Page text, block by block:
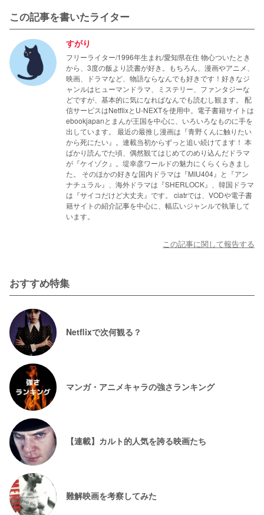
この記事を書いたライター
すがり
フリーライター/1996年生まれ/愛知県在住 物心ついたとき
から、3度の飯より読書が好き。もちろん、漫画やアニメ、
映画、ドラマなど、物語ならなんでも好きです！好きなジ
ャンルはヒューマンドラマ、ミステリー、ファンタジーな
どですが、基本的に気になればなんでも読むし観ます。 配
信サービスはNetflixとU-NEXTを使用中。電子書籍サイトは
ebookjapanとまんが王国を中心に、いろいろなものに手を
出しています。 最近の最推し漫画は『青野くんに触りたい
から死にたい』。連載当初からずっと追い続けてます！ 本
ばかり読んでた頃、偶然観てはじめてのめり込んだドラマ
が『ケイゾク』。堤幸彦ワールドの魅力にくらくらきまし
た。 そのほかの好きな国内ドラマは『MIU404』と『アン
ナチュラル』、海外ドラマは『SHERLOCK』、韓国ドラマ
は『サイコだけど大丈夫』です。 ciatrでは、VODや電子書
籍サイトの紹介記事を中心に、幅広いジャンルで執筆して
います。
この記事に関して報告する
おすすめ特集
Netflixで次何観る？
マンガ・アニメキャラの強さランキング
【連載】カルト的人気を誇る映画たち
難解映画を考察してみた